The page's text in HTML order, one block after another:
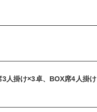
人掛け×3卓、BOX席4人掛け